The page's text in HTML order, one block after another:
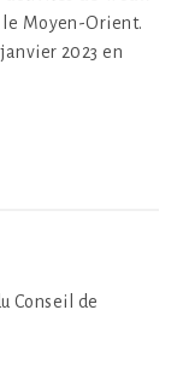
Moyen-Orient.
2023 en
Conseil de